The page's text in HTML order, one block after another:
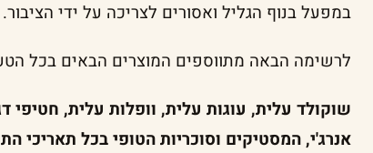
במפעל בנוף הגליל ואסורים לצריכה על ידי הציבור.
לרשימה הבאה מתווספים המוצרים הבאים בכל
שוקולד עלית, עוגות עלית, וופלות עלית, חטיפי
אנרג'י, המסטיקים וסוכריות הטופי בכל תאריכי